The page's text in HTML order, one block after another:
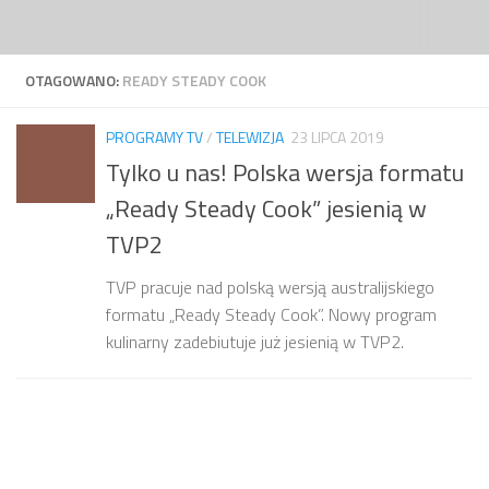
OTAGOWANO:READY STEADY COOK
PROGRAMY TV/TELEWIZJA 23 LIPCA 2019
Tylko u nas! Polska wersja formatu
„Ready Steady Cook” jesienią w
TVP2
TVP pracuje nad polską wersją australijskiego
formatu „Ready Steady Cook”. Nowy program
kulinarny zadebiutuje już jesienią w TVP2.